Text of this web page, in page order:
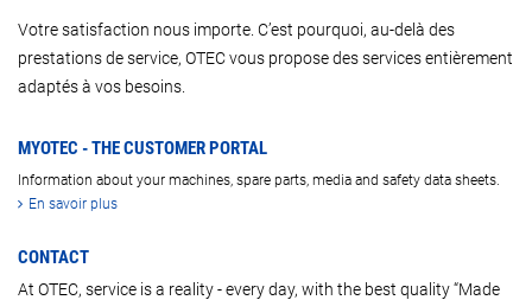
Votre satisfaction nous importe. C’est pourquoi, au-delà des
prestations de service, OTEC vous propose des services entièrement
adaptés à vos besoins.
MYOTEC - THE CUSTOMER PORTAL
Information about your machines, spare parts, media and safety data sheets.
En savoir plus
CONTACT
At OTEC, service is a reality - every day, with the best quality “Made